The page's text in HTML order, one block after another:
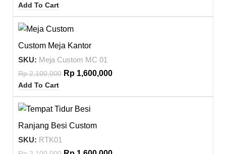
Add To Cart
Custom Meja Kantor
SKU: Meja Custom MC 01
Rp2,100,000 Rp 1,600,000
Add To Cart
Ranjang Besi Custom
SKU: RTK01